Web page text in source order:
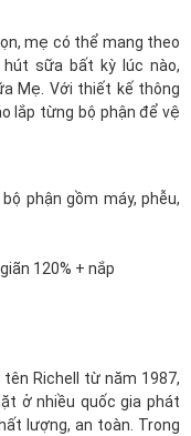
mẹ có thể mang theo
sữa bất kỳ lúc nào,
Mẹ. Với thiết kế thông
lắp từng bộ phận để vệ
phận gồm máy, phễu,
120% + nắp
Richell từ năm 1987,
ở nhiều quốc gia phát
lượng, an toàn. Trong